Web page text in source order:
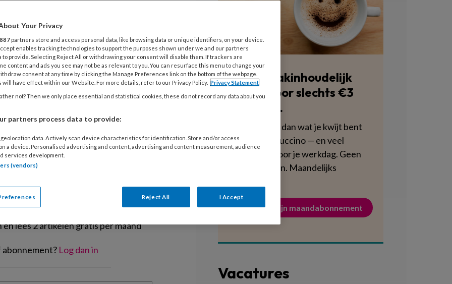
meter,
proef
lokalen een werkende CO2-meter
extra hulp en ondersteuning om
heeft minister Wiersma
de Tweede Kamer.
lezen?
lees 2 artikelen gratis per maand
Log dan in
Blijf vakinhoudelijk
scherp voor slechts €3
per week.
Dat is minder dan wat je kwijt bent
aan een cappuccino — en veel
voedzamer voor je werkdag. Geen
verplichtingen. Maandelijks
Activeer mijn maandabonnement
Vacatures
Your Privacy
887 partners store and access personal data, like browsing data or unique identifiers, on your device.
enables tracking technologies to support the purposes shown under we and our partners
to provide. Selecting Reject All or withdrawing your consent will disable them. If trackers are
content and ads you see may not be as relevant to you. You can resurface this menu to change your
consent at any time by clicking the Manage Preferences link on the bottom of the webpage.
will have effect within our Website. For more details, refer to our Privacy Policy. Privacy Statement
not? Then we only place essential and statistical cookies, these do not record any data about you
partners process data to provide:
data. Actively scan device characteristics for identification. Store and/or access
a device. Personalised advertising and content, advertising and content measurement, audience
services development.
(vendors)
Reject All I Accept